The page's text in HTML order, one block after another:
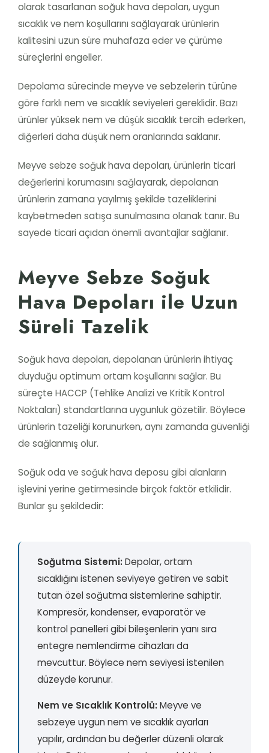
olarak tasarlanan soğuk hava depoları, uygun
sıcaklık ve nem koşullarını sağlayarak ürünlerin
kalitesini uzun süre muhafaza eder ve çürüme
süreçlerini engeller.
Depolama sürecinde meyve ve sebzelerin türüne
göre farklı nem ve sıcaklık seviyeleri gereklidir. Bazı
ürünler yüksek nem ve düşük sıcaklık tercih ederken,
diğerleri daha düşük nem oranlarında saklanır.
Meyve sebze soğuk hava depoları, ürünlerin ticari
değerlerini korumasını sağlayarak, depolanan
ürünlerin zamana yayılmış şekilde tazeliklerini
kaybetmeden satışa sunulmasına olanak tanır. Bu
sayede ticari açıdan önemli avantajlar sağlanır.
Meyve Sebze Soğuk
Hava Depoları ile Uzun
Süreli Tazelik
Soğuk hava depoları, depolanan ürünlerin ihtiyaç
duyduğu optimum ortam koşullarını sağlar. Bu
süreçte HACCP (Tehlike Analizi ve Kritik Kontrol
Noktaları) standartlarına uygunluk gözetilir. Böylece
ürünlerin tazeliği korunurken, aynı zamanda güvenliği
de sağlanmış olur.
Soğuk oda ve soğuk hava deposu gibi alanların
işlevini yerine getirmesinde birçok faktör etkilidir.
Bunlar şu şekildedir:
Soğutma Sistemi:Depolar, ortam
sıcaklığını istenen seviyeye getiren ve sabit
tutan özel soğutma sistemlerine sahiptir.
Kompresör, kondenser, evaporatör ve
kontrol panelleri gibi bileşenlerin yanı sıra
entegre nemlendirme cihazları da
mevcuttur. Böylece nem seviyesi istenilen
düzeyde korunur.
Nem ve Sıcaklık Kontrolü:Meyve ve
sebzeye uygun nem ve sıcaklık ayarları
yapılır, ardından bu değerler düzenli olarak